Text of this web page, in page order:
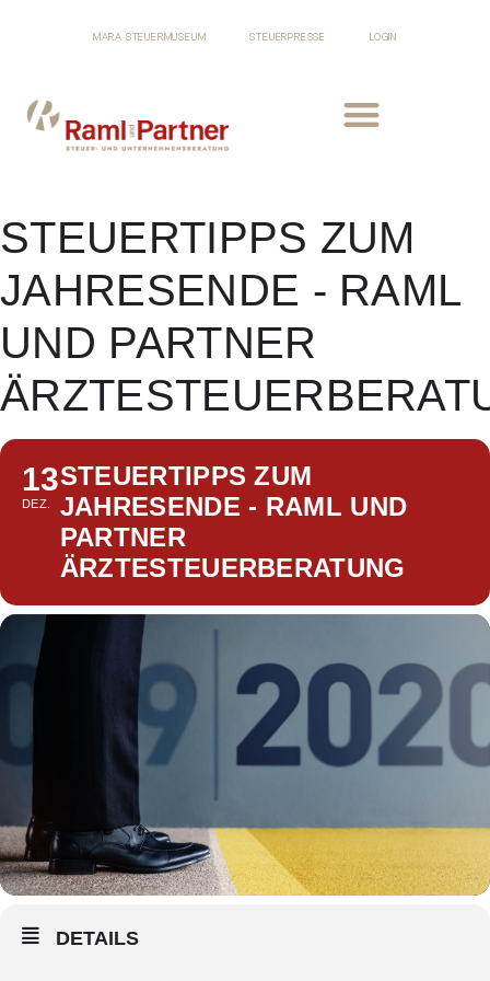
MARA STEUERMUSEUM STEUERPRESSE LOGIN
STEUERTIPPS ZUM
JAHRESENDE - RAML
UND PARTNER
13
DEZ.
STEUERTIPPS ZUM
JAHRESENDE - RAML UND
PARTNER
ÄRZTESTEUERBERATUNG
DETAILS